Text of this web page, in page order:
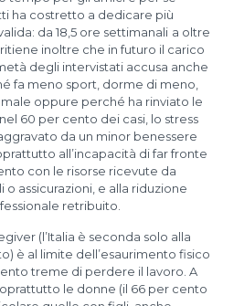
ha costretto a dedicare più
da 18,5 ore settimanali a oltre
inoltre che in futuro il carico
degli intervistati accusa anche
fa meno sport, dorme di meno,
oppure perché ha rinviato le
60 per cento dei casi, lo stress
da un minor benessere
all’incapacità di far fronte
con le risorse ricevute da
o assicurazioni, e alla riduzione
retribuito.
(l’Italia è seconda solo alla
è al limite dell’esaurimento fisico
treme di perdere il lavoro. A
le donne (il 66 per cento